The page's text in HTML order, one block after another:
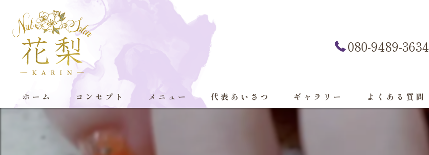
080-9489-3634
ホーム コンセプト メニュー 代表あいさつ ギャラリー よくある質問